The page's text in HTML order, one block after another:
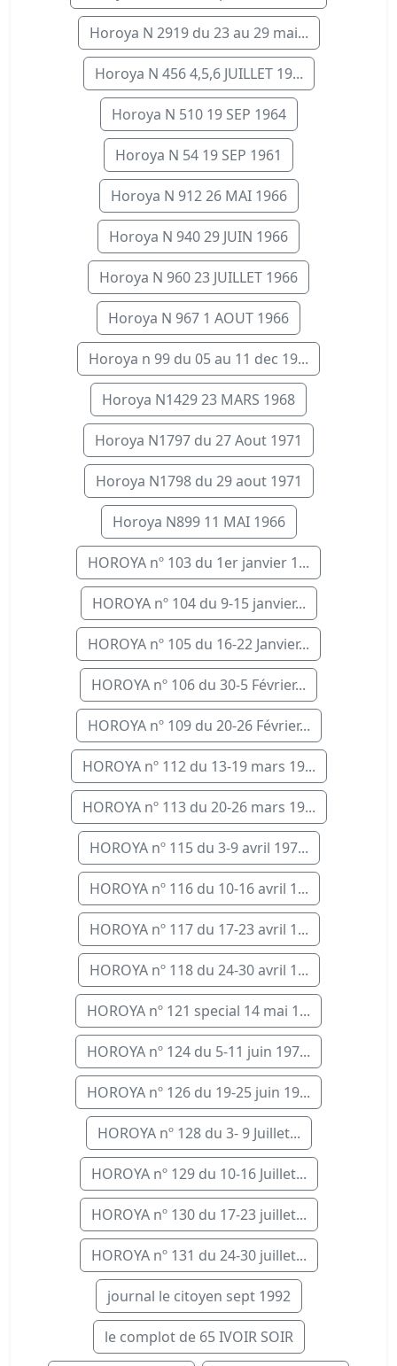
Horoya N 2919 du 23 au 29 mai...
Horoya N 456 4,5,6 JUILLET 19...
Horoya N 510 19 SEP 1964
Horoya N 54 19 SEP 1961
Horoya N 912 26 MAI 1966
Horoya N 940 29 JUIN 1966
Horoya N 960 23 JUILLET 1966
Horoya N 967 1 AOUT 1966
Horoya n 99 du 05 au 11 dec 19...
Horoya N1429 23 MARS 1968
Horoya N1797 du 27 Aout 1971
Horoya N1798 du 29 aout 1971
Horoya N899 11 MAI 1966
HOROYA nº 103 du 1er janvier 1...
HOROYA nº 104 du 9-15 janvier...
HOROYA nº 105 du 16-22 Janvier...
HOROYA nº 106 du 30-5 Février...
HOROYA nº 109 du 20-26 Février...
HOROYA nº 112 du 13-19 mars 19...
HOROYA nº 113 du 20-26 mars 19...
HOROYA nº 115 du 3-9 avril 197...
HOROYA nº 116 du 10-16 avril 1...
HOROYA nº 117 du 17-23 avril 1...
HOROYA nº 118 du 24-30 avril 1...
HOROYA nº 121 special 14 mai 1...
HOROYA nº 124 du 5-11 juin 197...
HOROYA nº 126 du 19-25 juin 19...
HOROYA nº 128 du 3- 9 Juillet...
HOROYA nº 129 du 10-16 Juillet...
HOROYA nº 130 du 17-23 juillet...
HOROYA nº 131 du 24-30 juillet...
journal le citoyen sept 1992
le complot de 65 IVOIR SOIR